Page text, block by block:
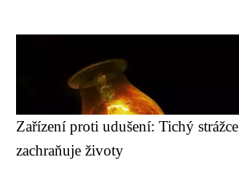
Zařízení proti udušení: Tichý
zachraňuje životy